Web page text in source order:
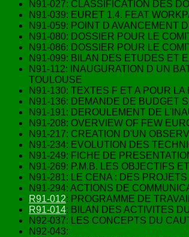
N91-027: CLASSIFICATION DES
N91-039: EURET 1.4. FEAT
N91-059: POINT D AVANCEMENT
N91-080: DOSSIER POUR LE
N91-086: DOSSIER POUR LE
N91-099: BILAN DES ETUDES ET
N91-112: INAUGURATION D UN
TOULOUSE
N91-130: TEXTES F ET A POUR
N91-136: DEMANDE DE BUDGET
N91-191: DEROULEMENT DE
N91-208: OVERVIEW OF FEW
N91-217: CREATION D'UN
N91-234: EVOLUTION DES
N91-249: FICHE DE
N91-269: P.M.B. LES OBJECTIFS
N91-281: LE CENA : DES
N91-294: ACTIONS DE
R91-012: PROGRAMME DE
R91-014: BILAN DES ACTIVITES
N92-037: LES CONCEPTS DU
N92-043: